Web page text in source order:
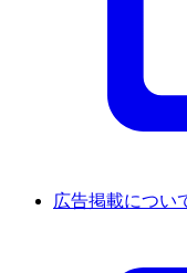
広告掲載につい